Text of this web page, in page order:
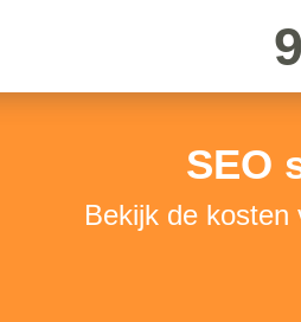
SEO
Bekijk de kosten